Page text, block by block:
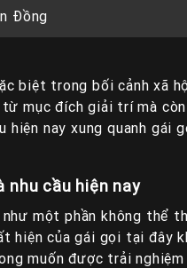
Đồng
biệt trong bối cảnh xã
mục đích giải trí mà
hiện nay xung quanh
nhu cầu hiện nay
một phần không thể
của gái gọi tại đây
muốn được trải nghiệm